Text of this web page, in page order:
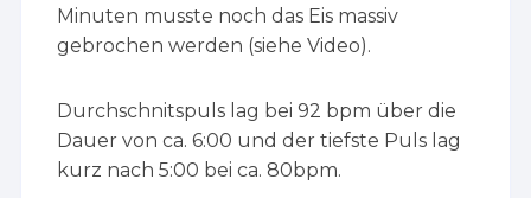
Minuten musste noch das Eis massiv
gebrochen werden (siehe Video).
Durchschnitspuls lag bei 92 bpm über die
Dauer von ca. 6:00 und der tiefste Puls lag
kurz nach 5:00 bei ca. 80bpm.